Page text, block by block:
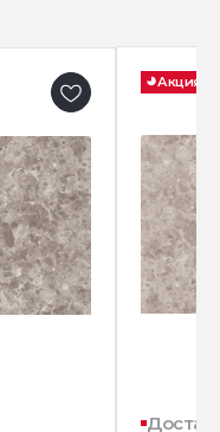
Акция